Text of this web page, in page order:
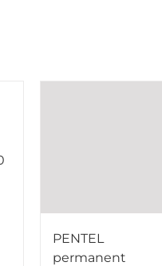
PENTEL
permanent